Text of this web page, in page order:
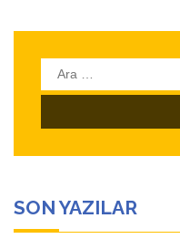
Arama:
SON YAZILAR